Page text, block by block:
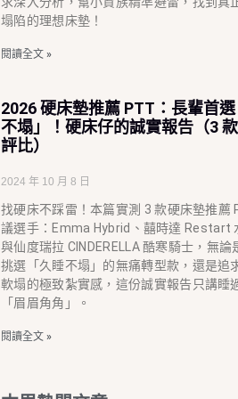
塌陷的理想床墊！
閱讀全文 »
2026 硬床墊推薦 PTT：長輩首
不塌」！硬床仔的誠實報告（3
評比）
2024 年 10 月 8 日
找硬床不踩雷！本篇實測 3 款硬床墊推薦
議選手：Emma Hybrid、囍時達 Restart
與仙度瑞拉 CINDERELLA 酷寒騎士，無論
挑選「久睡不塌」的無痛轉型款，還是追
軟塌的極致紮實感，這份誠實報告只講睡
「眉眉角角」。
閱讀全文 »